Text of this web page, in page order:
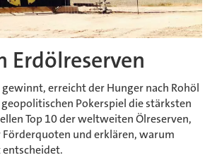
Erdölreserven
erreicht der Hunger nach Rohöl
Pokerspiel die stärksten
Top 10 der weltweiten Ölreserven,
und erklären, warum